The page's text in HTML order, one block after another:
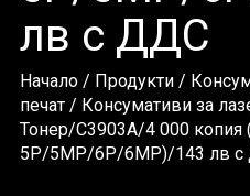
лв с ДДС
Начало/ Продукти/
печат/ Консумативи за
Тонер/C3903A/4 000 копия
5P/5MP/6P/6MP)/143 лв